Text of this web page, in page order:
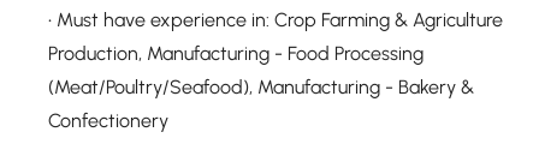
• Must have experience in: Crop Farming & Agriculture
Production, Manufacturing - Food Processing
(Meat/Poultry/Seafood), Manufacturing - Bakery &
Confectionery